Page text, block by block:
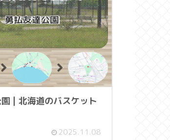
| 北海道のバスケット
2025.11.08